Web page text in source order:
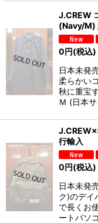
J.CREW
(Navy/M)
0円(税込)
日本未発
柔らかい
秋に重宝
Ｍ (日本
行輸入
0円(税込)
日本未発
ク)のデイ
で長くお
ートパソ